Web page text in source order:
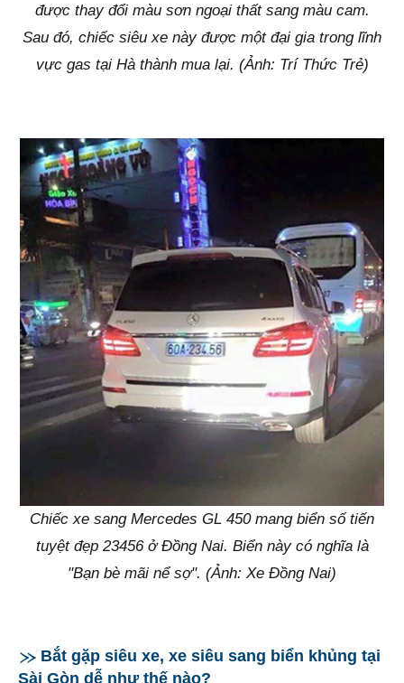
được thay đổi màu sơn ngoại thất sang màu cam.
Sau đó, chiếc siêu xe này được một đại gia trong lĩnh
vực gas tại Hà thành mua lại. (Ảnh: Trí Thức Trẻ)
Chiếc xe sang Mercedes GL 450 mang biển số tiến
tuyệt đẹp 23456 ở Đồng Nai. Biển này có nghĩa là
"Bạn bè mãi nể sợ". (Ảnh: Xe Đồng Nai)
Bắt gặp siêu xe, xe siêu sang biển khủng tại
Sài Gòn dễ như thế nào?